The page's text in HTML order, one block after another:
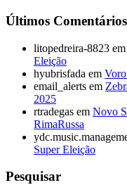
Últimos Comentários
litopedreira-8823 em
Eleição
hyubrisfada em
email_alerts em
2025
rtradegas em Novo
RimaRussa
Super Eleição
Pesquisar